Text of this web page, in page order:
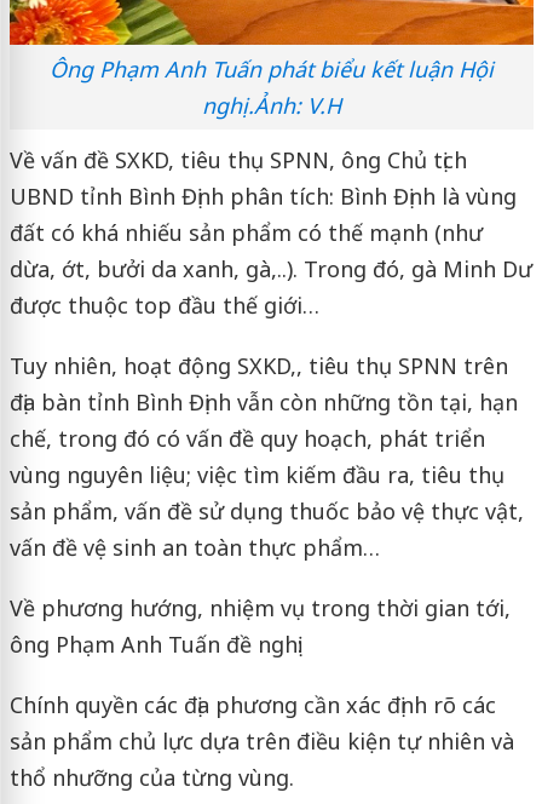
Ông Phạm Anh Tuấn phát biểu kết luận Hội
nghị.Ảnh: V.H
Về vấn đề SXKD, tiêu thụ SPNN, ông Chủ tịch
UBND tỉnh Bình Định phân tích: Bình Định là vùng
đất có khá nhiếu sản phẩm có thế mạnh (như
dừa, ớt, bưởi da xanh, gà,..). Trong đó, gà Minh Dư
được thuộc top đầu thế giới…
Tuy nhiên, hoạt động SXKD,, tiêu thụ SPNN trên
địa bàn tỉnh Bình Định vẫn còn những tồn tại, hạn
chế, trong đó có vấn đề quy hoạch, phát triển
vùng nguyên liệu; việc tìm kiếm đầu ra, tiêu thụ
sản phẩm, vấn đề sử dụng thuốc bảo vệ thực vật,
vấn đề vệ sinh an toàn thực phẩm…
Về phương hướng, nhiệm vụ trong thời gian tới,
ông Phạm Anh Tuấn đề nghị:
Chính quyền các địa phương cần xác định rõ các
sản phẩm chủ lực dựa trên điều kiện tự nhiên và
thổ nhưỡng của từng vùng.